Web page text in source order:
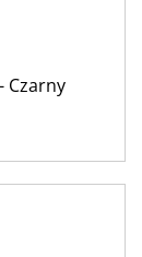
Czarny